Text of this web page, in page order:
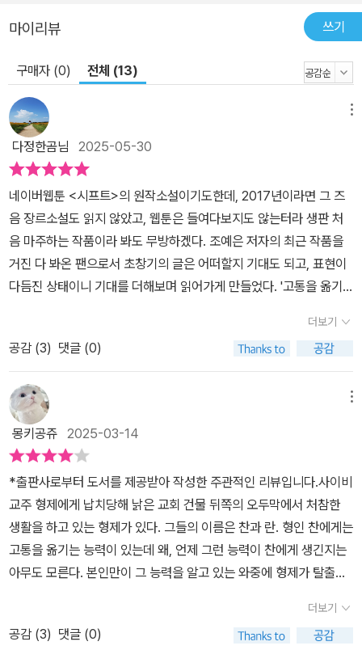
마이리뷰 쓰기
구매자 (0) 전체 (13)
다정한곰님 2025-05-30
네이버웹툰 <시프트>의 원작소설이기도한데, 2017년이라면 그 즈
음 장르소설도 읽지 않았고, 웹툰은 들여다보지도 않는터라 생판 처
음 마주하는 작품이라 봐도 무방하겠다. 조예은 저자의 최근 작품을
거진 다 봐온 팬으로서 초창기의 글은 어떠할지 기대도 되고, 표현이
다듬진 상태이니 기대를 더해보며 읽어가게 만들었다. '고통을 옮기
다.​인적이 드믄 해변의 폐건물에서 일어난 살인사건이 시작이다. 피
웅덩이 한 가운데 반쯤 잠겨있던 변사체, 한 살마이 죽었다기에는 너
무 많은 혈액. 갑자기 발병한 것으로 보이는 말기 피부암의 흔적. 단서
라고는 날이 고르지 않은 식칼 한 자루. 어떠한것도 맞아떨어지지 않
는 조사의 과정. 형사는 이 사건에 누군가의 병을 옮기는 능력이 연관
되어있음을 알게된다. 그리고 그 과정또한 익히 알고 있다. 형사는 이
능력을 어찌 알고 있었던 것인지, 그리고 죽은 자는 어떠한 사건으로
최후를 맞이했는지 시간을 거스르고, 과거를 뒤적이는 장면들 속에서
형사 이창이 그토록 찾았던 이유까지 닿아보며 고통을 옮기는 자를
통해 우리가 모르던 더러운 세상의 꼴을 긁어내어보게된다.​이 이야기
가 시작 될 수 있도록 해준건 찬이었다. 책의 부제와도 같은 '고통을
옮기는 자'가 그였고, 그로 인해 사람의 욕심이 어느쪽으로 기우는지
다양한 각도로 보여주며 당신은 어느쪽이냐는 질문을 하는 듯 했다.
누군가의 고통을 또 다른 누군가에게 옮겨주는 역할이니 온전히 그
더보기
공감 (3) 댓글 (0)
몽키공쥬 2025-03-14
*출판사로부터 도서를 제공받아 작성한 주관적인 리뷰입니다.​사이비
교주 형제에게 납치당해 낡은 교회 건물 뒤쪽의 오두막에서 처참한
생활을 하고 있는 형제가 있다. 그들의 이름은 찬과 란. 형인 찬에게는
고통을 옮기는 능력이 있는데 왜, 언제 그런 능력이 찬에게 생긴지는
아무도 모른다. 본인만이 그 능력을 알고 있는 와중에 형제가 탈출에
통으로 무참히 쓰러져 있는 걸 두고 볼 수만 없던 찬은 동생 란이 가지
고 있는 고통을 한승목에게 옮기는 과정에서 한승목 동생인 한승태에
더보기
공감 (3) 댓글 (0)